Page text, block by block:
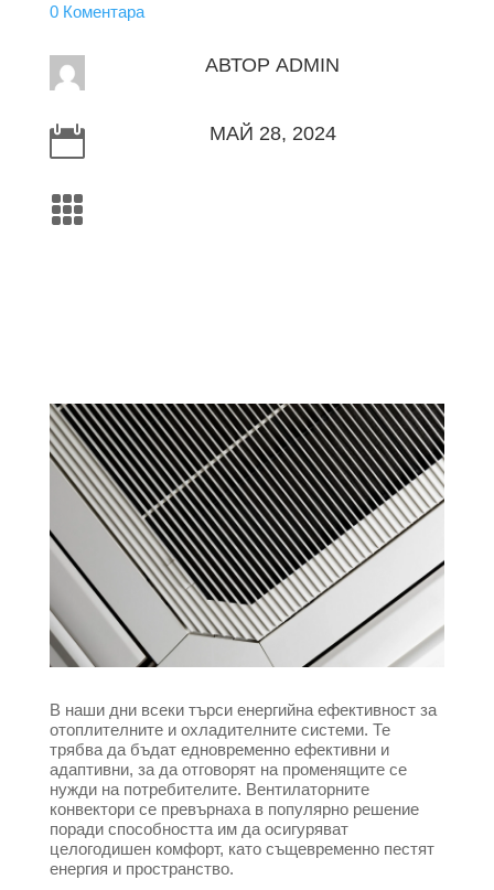
0 Коментара
АВТОРADMIN
 МАЙ 28, 2024

В наши дни всеки търси енергийна ефективност за
отоплителните и охладителните системи. Те
трябва да бъдат едновременно ефективни и
адаптивни, за да отговорят на променящите се
нужди на потребителите. Вентилаторните
конвектори се превърнаха в популярно решение
поради способността им да осигуряват
целогодишен комфорт, като същевременно пестят
енергия и пространство.